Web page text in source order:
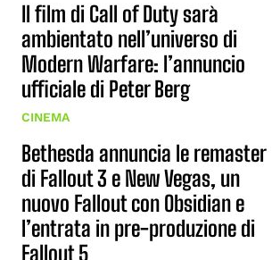
Il film di Call of Duty sarà
ambientato nell’universo di
Modern Warfare: l’annuncio
ufficiale di Peter Berg
CINEMA
Bethesda annuncia le remaster
di Fallout 3 e New Vegas, un
nuovo Fallout con Obsidian e
l’entrata in pre-produzione di
Fallout 5